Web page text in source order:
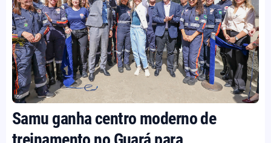
Samu ganha centro moderno de